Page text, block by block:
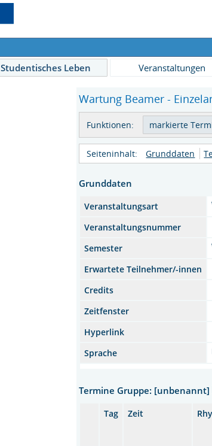
Studentisches Leben Veranstaltungen
Wartung Beamer -
Funktionen:
Seiteninhalt: Grunddaten
Grunddaten
Veranstaltungsart
Veranstaltungsnummer
Semester
Erwartete Teilnehmer/-innen
Credits
Zeitfenster
Hyperlink
Sprache
Termine Gruppe: [unbenannt]
Tag Zeit